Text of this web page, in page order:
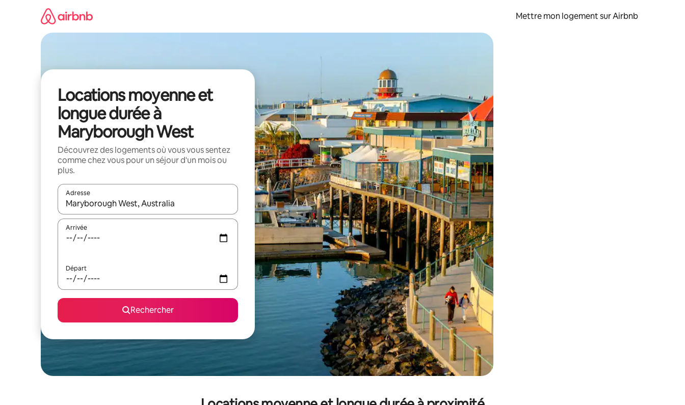
Mettre mon logement sur Airbnb
Locations moyenne et
longue durée à
Maryborough West
Découvrez des logements où vous vous sentez
comme chez vous pour un séjour d'un mois ou
plus.
Adresse
Lorsque les résultats s'affichent, utilisez les flèches vers le haut et vers le bas pour les parcourir ou en appuyant et en faisant glisser.
Arrivée
Départ
Rechercher